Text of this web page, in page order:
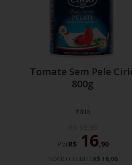
Tomate Sem Pele
800g
Itália
PorR$ 16,90
SÓCIO CLUBED:R$ 16,06